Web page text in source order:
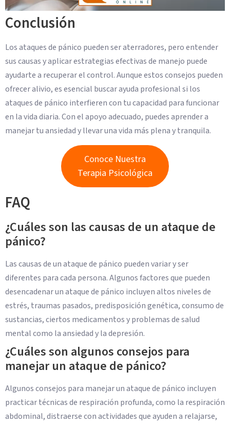
Conclusión
Los ataques de pánico pueden ser aterradores, pero entender
sus causas y aplicar estrategias efectivas de manejo puede
ayudarte a recuperar el control. Aunque estos consejos pueden
ofrecer alivio, es esencial buscar ayuda profesional si los
ataques de pánico interfieren con tu capacidad para funcionar
en la vida diaria. Con el apoyo adecuado, puedes aprender a
manejar tu ansiedad y llevar una vida más plena y tranquila.
Conoce Nuestra
Terapia Psicológica
FAQ
¿Cuáles son las causas de un ataque de
pánico?
Las causas de un ataque de pánico pueden variar y ser
diferentes para cada persona. Algunos factores que pueden
desencadenar un ataque de pánico incluyen altos niveles de
estrés, traumas pasados, predisposición genética, consumo de
sustancias, ciertos medicamentos y problemas de salud
mental como la ansiedad y la depresión.
¿Cuáles son algunos consejos para
manejar un ataque de pánico?
Algunos consejos para manejar un ataque de pánico incluyen
practicar técnicas de respiración profunda, como la respiración
abdominal, distraerse con actividades que ayuden a relajarse,